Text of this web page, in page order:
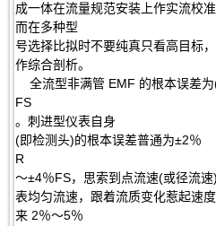
成一体在流量规范安装上作实流校
而在多种型
号选择比拟时不要纯真只看高目标
作综合剖析。
全流型非满管 EMF 的根本误差
FS
。刺进型仪表自身
(即检测头)的根本误差普通为±2％
R
～±4％FS，思索到点流速(或径流
表均匀流速，跟着流质变化惹起速
来 2％～5％